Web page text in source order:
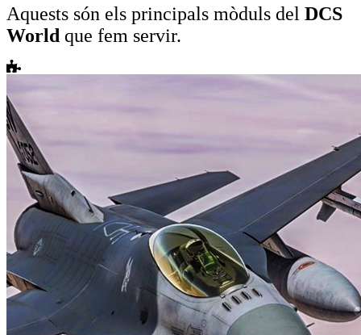
Aquests són els principals mòduls del DCS
World que fem servir.